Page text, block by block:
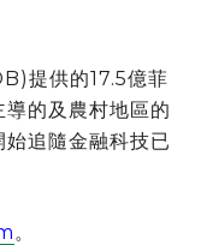
提供的17.5億菲
的及農村地區的
追隨金融科技已
。